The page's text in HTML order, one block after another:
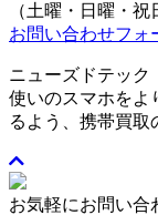
（土曜・日曜・祝
お問い合わせフォ
ニューズドテック
使いのスマホをよ
るよう、携帯買取
お気軽にお問い合